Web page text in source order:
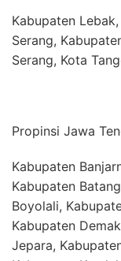
Kabupaten
Serang,
Serang, Kota
Propinsi Jawa
Kabupaten
Kabupaten
Boyolali,
Kabupaten
Jepara,